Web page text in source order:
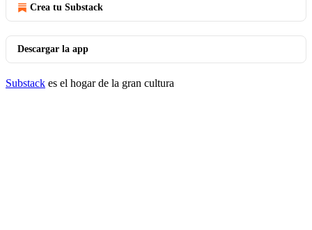
Crea tu Substack
Descargar la app
Substack es el hogar de la gran cultura